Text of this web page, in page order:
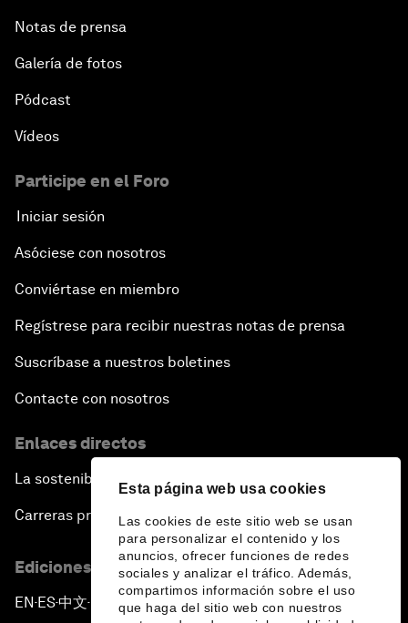
Esta página web usa cookies
Las cookies de este sitio web se usan
para personalizar el contenido y los
anuncios, ofrecer funciones de redes
sociales y analizar el tráfico. Además,
compartimos información sobre el uso
que haga del sitio web con nuestros
Notas de prensa
Galería de fotos
Pódcast
Vídeos
Participe en el Foro
Iniciar sesión
Asóciese con nosotros
Conviértase en miembro
Regístrese para recibir nuestras notas de prensa
Suscríbase a nuestros boletines
Contacte con nosotros
Enlaces directos
La sostenibilidad en el Foro
Carreras profesionales
Ediciones en otros idiomas
EN ▪ES▪中文▪ 日本語